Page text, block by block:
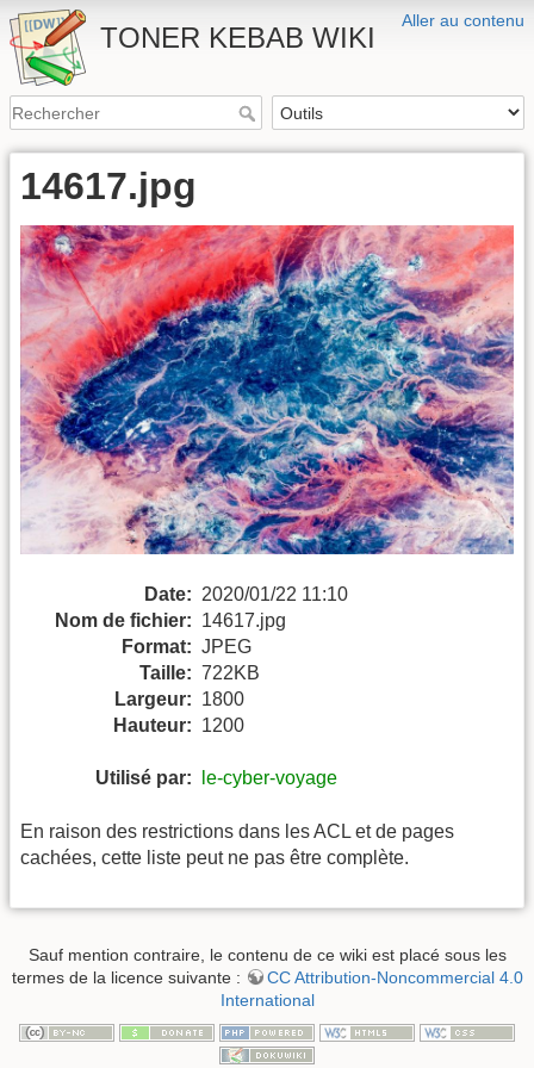
Aller au contenu
TONER KEBAB WIKI
14617.jpg
Date: 2020/01/22 11:10
Nom de fichier: 14617.jpg
Format: JPEG
Taille: 722KB
Largeur: 1800
Hauteur: 1200
Utilisé par: le-cyber-voyage
En raison des restrictions dans les ACL et de pages
cachées, cette liste peut ne pas être complète.
Sauf mention contraire, le contenu de ce wiki est placé sous les
termes de la licence suivante :
CC Attribution-Noncommercial 4.0
International